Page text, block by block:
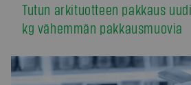
Tutun arkituotteen pakkaus
kg vähemmän pakkausmuovia